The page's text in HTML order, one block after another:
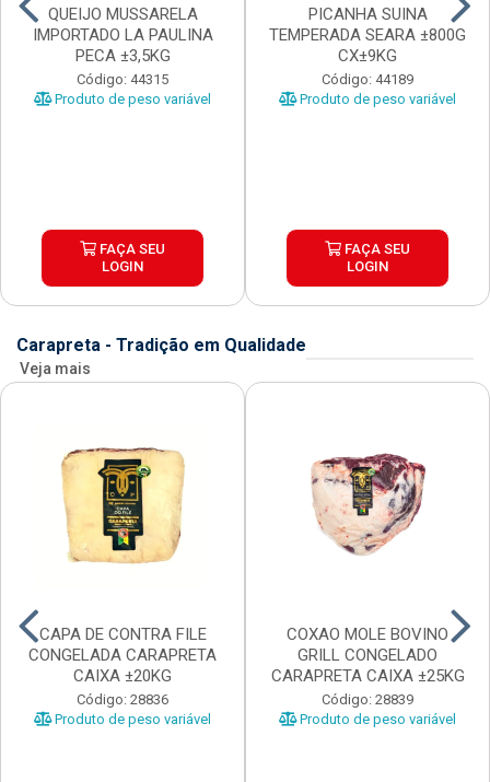
QUEIJO MUSSARELA
IMPORTADO LA PAULINA
PECA ±3,5KG
Código: 44315
Produto de peso variável
FAÇA SEU
LOGIN
PICANHA SUINA
TEMPERADA SEARA ±800G
CX±9KG
Código: 44189
Produto de peso variável
FAÇA SEU
LOGIN
Carapreta - Tradição em Qualidade
Veja mais
CAPA DE CONTRA FILE
CONGELADA CARAPRETA
CAIXA ±20KG
Código: 28836
Produto de peso variável
COXAO MOLE BOVINO
GRILL CONGELADO
CARAPRETA CAIXA ±25KG
Código: 28839
Produto de peso variável